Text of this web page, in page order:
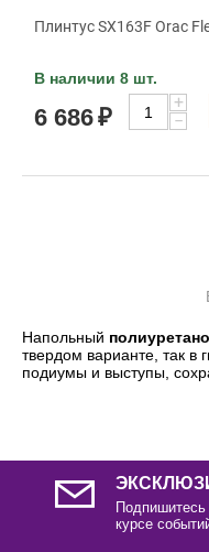
Плинтус SX163F Orac
В наличии 8 шт.
6 686₽
+
−
Напольный
твердом варианте, так в
подиумы и выступы,
курсе